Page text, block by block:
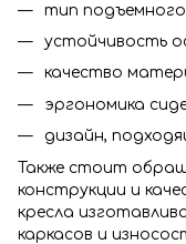
тип
устойчивость
качество
эргономика
дизайн,
Также стоит
конструкции и
кресла
каркасов и